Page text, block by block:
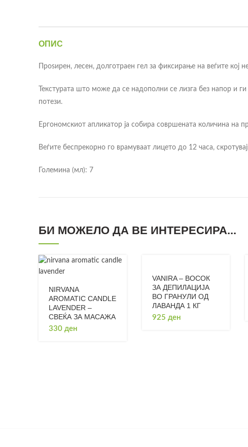
ОПИС
Проѕирен, лесен, долготраен гел за фиксирање на веѓите
Текстурата што може да се надополни се лизга без напор и
потези.
Ергономскиот апликатор ја собира совршената количина на
Веѓите беспрекорно го врамуваат лицето до 12 часа,
Големина (мл): 7
БИ МОЖЕЛО ДА ВЕ ИНТЕРЕСИРА...
NIRVANA
AROMATIC CANDLE
LAVENDER –
СВЕЌА ЗА МАСАЖА
330 ден
VANIRA – ВОСОК
ЗА ДЕПИЛАЦИЈА
ВО ГРАНУЛИ ОД
ЛАВАНДА 1 КГ
925 ден